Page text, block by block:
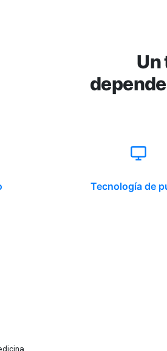
Un
Tecnología de